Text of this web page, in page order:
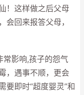
！这样做之后父母
会回来报答父母，
影响,孩子的怨气
，遇事不顺，更会
要即时“超度婴灵”和